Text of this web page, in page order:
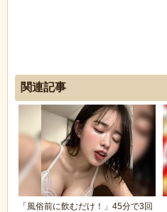
関連記事
「風俗前に飲むだけ！」45分で3回